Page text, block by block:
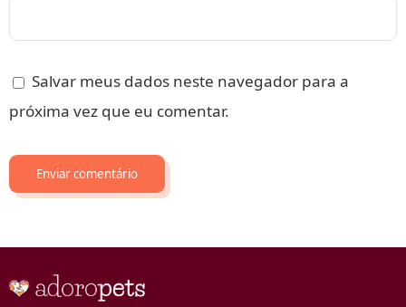
Salvar meus dados neste navegador para a
próxima vez que eu comentar.